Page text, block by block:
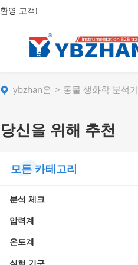
환영 고객!
ybzhan은 동물 생화학 분석기
당신을 위해 추천
모든 카테고리
분석 체크
압력계
온도계